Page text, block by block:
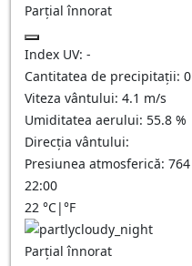
Parțial înnorat
Index UV: -
Cantitatea de precipitații: 0
Viteza vântului: 4.1 m/s
Umiditatea aerului: 55.8 %
Direcția vântului:
Presiunea atmosferică: 764
22:00
22 °C|°F
Parțial înnorat